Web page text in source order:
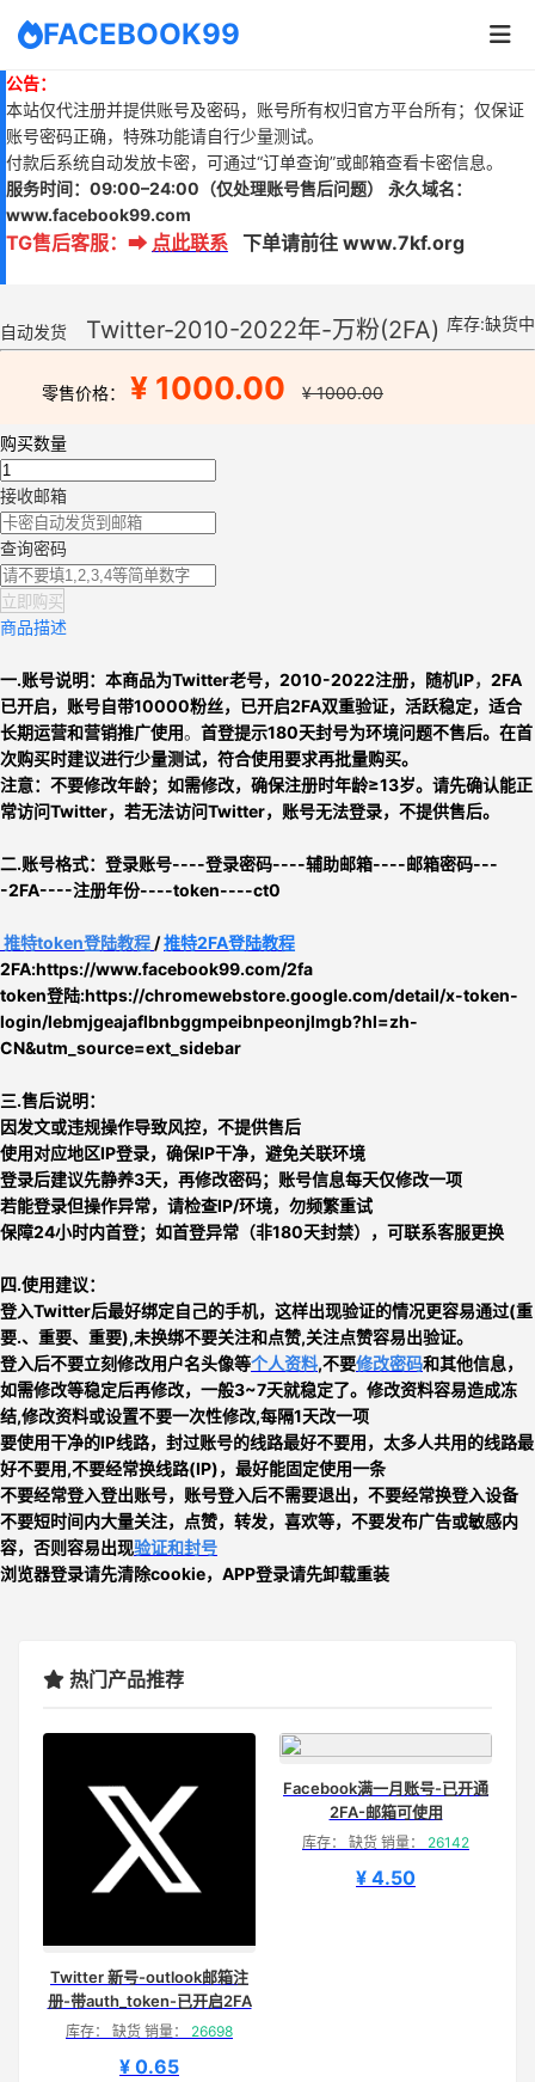
FACEBOOK99
公告：
本站仅代注册并提供账号及密码，账号所有权归官方平台所有；仅保证
账号密码正确，特殊功能请自行少量测试。
付款后系统自动发放卡密，可通过“订单查询”或邮箱查看卡密信息。
服务时间： 09:00–24:00 （仅处理账号售后问题）
永久域名：
www.facebook99.com
TG售后客服： ➡ 点此联系 下单请前往 www.7kf.org
自动发货 Twitter-2010-2022年-万粉(2FA) 库存:缺货中
零售价格： ¥ 1000.00 ¥ 1000.00
购买数量
接收邮箱
查询密码
立即购买
商品描述
一.账号说明： 本商品为Twitter老号， 2010-2022注册， 随机IP， 2FA
已开启， 账号自带10000粉丝，已开启2FA双重验证，活跃稳定，适合
长期运营和营销推广使用。 首登提示180天封号为环境问题不售后。 在首
次购买时建议进行少量测试，符合使用要求再批量购买。
注意： 不要修改年龄；如需修改，确保注册时年龄≥13岁。 请先确认能正
常访问Twitter， 若无法访问Twitter，账号无法登录，不提供售后。
二.账号格式： 登录账号----登录密码----辅助邮箱----邮箱密码---
-2FA----注册年份----token----ct0
推特token登陆教程 /推特2FA登陆教程
2FA:https://www.facebook99.com/2fa
token登陆:https://chromewebstore.google.com/detail/x-token-
login/lebmjgeajaflbnbggmpeibnpeonjlmgb?hl=zh-
CN&utm_source=ext_sidebar
三.售后说明：
因发文或违规操作导致风控，不提供售后
使用对应地区IP登录，确保IP干净，避免关联环境
登录后建议先静养3天，再修改密码；账号信息每天仅修改一项
若能登录但操作异常，请检查IP/环境，勿频繁重试
保障24小时内首登；如首登异常（非180天封禁），可联系客服更换
四.使用建议：
登入Twitter后最好绑定自己的手机，这样出现验证的情况更容易通过(重
要.、重要、重要),未换绑不要关注和点赞,关注点赞容易出验证。
登入后不要立刻修改用户名头像等个人资料,不要修改密码和其他信息，
如需修改等稳定后再修改，一般3~7天就稳定了。修改资料容易造成冻
结,修改资料或设置不要一次性修改,每隔1天改一项
要使用干净的IP线路，封过账号的线路最好不要用，太多人共用的线路最
好不要用,不要经常换线路(IP)，最好能固定使用一条
不要经常登入登出账号，账号登入后不需要退出，不要经常换登入设备
不要短时间内大量关注，点赞，转发，喜欢等， 不要发布广告或敏感内
容，否则容易出现验证和封号
浏览器登录请先清除cookie，APP登录请先卸载重装
热门产品推荐
Twitter 新号-outlook邮箱注
册-带auth_token-已开启2FA
库存： 缺货 销量： 26698
¥ 0.65
Facebook满一月账号-已开通
2FA-邮箱可使用
库存： 缺货 销量： 26142
¥ 4.50